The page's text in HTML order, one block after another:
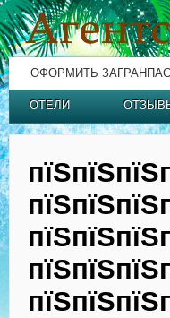
ОФОРМИТЬ
ОТЕЛИ